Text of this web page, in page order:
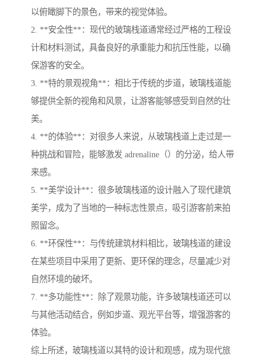
以俯瞰脚下的景色，带来的视觉体验。
2. **安全性**：现代的玻璃栈道通常经过严格的工程设
计和材料测试，具备良好的承重能力和抗压性能，以确
保游客的安全。
3. **特的景观视角**：相比于传统的步道，玻璃栈道能
够提供全新的视角和风景，让游客能够感受到自然的壮
美。
4. **的体验**：对很多人来说，从玻璃栈道上走过是一
种挑战和冒险，能够激发 adrenaline（）的分泌，给人带
来感。
5. **美学设计**：很多玻璃栈道的设计融入了现代建筑
美学，成为了当地的一种标志性景点，吸引游客前来拍
照留念。
6. **环保性**：与传统建筑材料相比，玻璃栈道的建设
在某些项目中采用了更新、更环保的理念，尽量减少对
自然环境的破坏。
7. **多功能性**：除了观景功能，许多玻璃栈道还可以
与其他活动结合，例如步道、观光平台等，增强游客的
体验。
综上所述，玻璃栈道以其特的设计和观感，成为现代旅